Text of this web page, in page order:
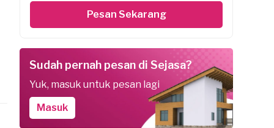
Pesan Sekarang
Sudah pernah pesan di Sejasa?
Yuk, masuk untuk pesan lagi
Masuk